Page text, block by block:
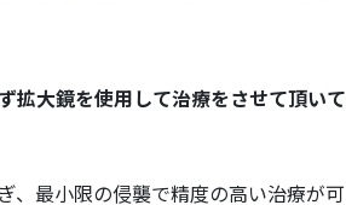
拡大鏡を使用して治療をさせて頂いて
、最小限の侵襲で精度の高い治療が可